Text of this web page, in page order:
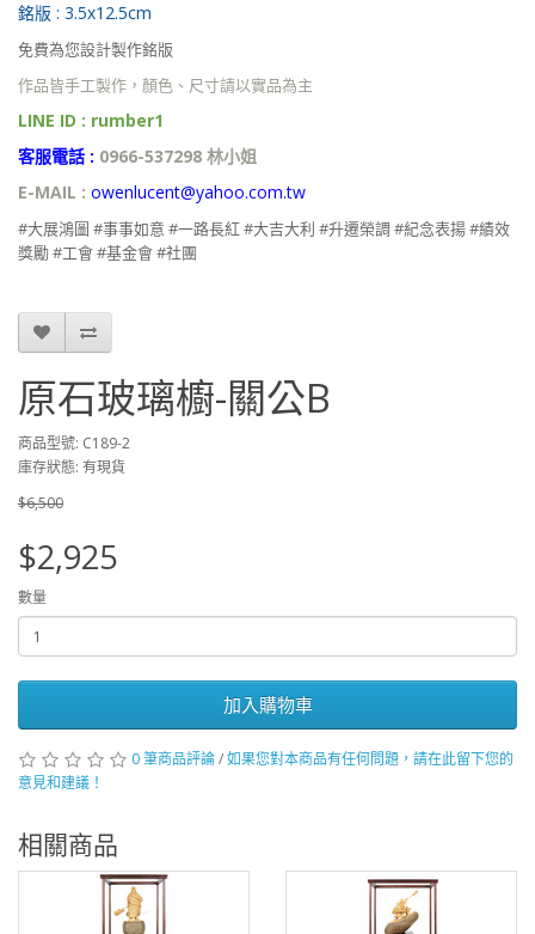
銘版 : 3.5x12.5cm
免費為您設計製作銘版
作品皆手工製作，顏色、尺寸請以實品為主
LINE ID : rumber1
客服電話 : 0966-537298 林小姐
E-MAIL : owenlucent@yahoo.com.tw
#大展鴻圖 #事事如意 #一路長紅 #大吉大利 #升遷榮調 #紀念表揚 #績效
獎勵 #工會 #基金會 #社團
原石玻璃櫥-關公B
商品型號: C189-2
庫存狀態: 有現貨
$6,500
$2,925
數量
加入購物車
0 筆商品評論/如果您對本商品有任何問題，請在此留下您的
意見和建議！
相關商品